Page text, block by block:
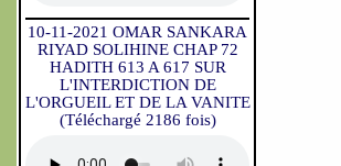
10-11-2021 OMAR SANKARA
RIYAD SOLIHINE CHAP 72
HADITH 613 A 617 SUR
L'INTERDICTION DE
L'ORGUEIL ET DE LA VANITE
(Téléchargé 2186 fois)